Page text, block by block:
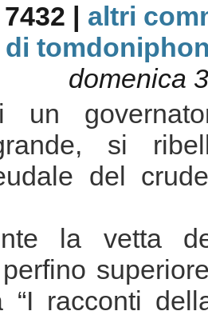
| altri
domenica
si
del
la vetta
“I racconti